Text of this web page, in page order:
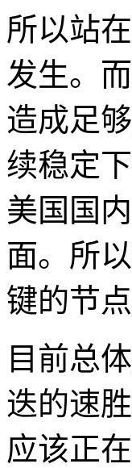
所以站
发生。
造成足
续稳定
美国国
面。所
键的节点
目前总
迭的速
应该正